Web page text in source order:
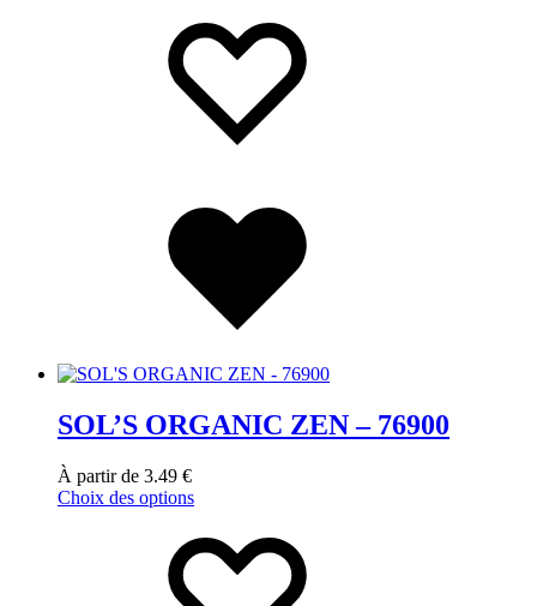
SOL’S ORGANIC ZEN – 76900
À partir de 3.49 €
Choix des options